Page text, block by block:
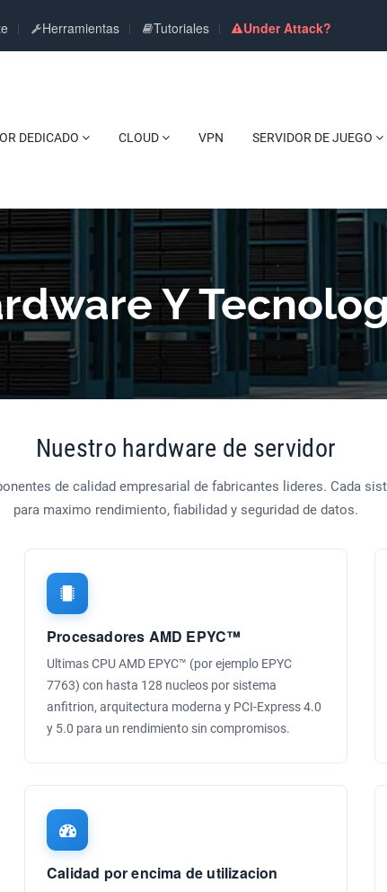
Herramientas Tutoriales Under Attack?
DEDICADO CLOUD VPN SERVIDOR DE JUEGO
Y
Nuestro hardware de servidor
de calidad empresarial de fabricantes lideres. Cada
para maximo rendimiento, fiabilidad y seguridad de datos.
Procesadores AMD EPYC™
Ultimas CPU AMD EPYC™ (por ejemplo EPYC
7763) con hasta 128 nucleos por sistema
anfitrion, arquitectura moderna y PCI-Express 4.0
y 5.0 para un rendimiento sin compromisos.
Calidad por encima de utilizacion